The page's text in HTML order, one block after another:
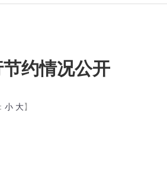
约情况公开
小 大】